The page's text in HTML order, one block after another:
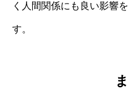
く人間関係にも良い影響
す。